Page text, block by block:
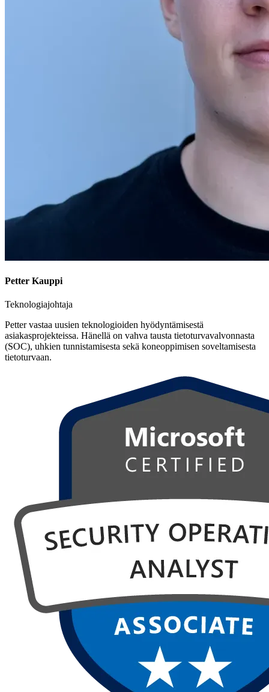
Petter Kauppi
Teknologiajohtaja
Petter vastaa uusien teknologioiden hyödyntämisestä
asiakasprojekteissa. Hänellä on vahva tausta tietoturvavalvonnasta
(SOC), uhkien tunnistamisesta sekä koneoppimisen soveltamisesta
tietoturvaan.